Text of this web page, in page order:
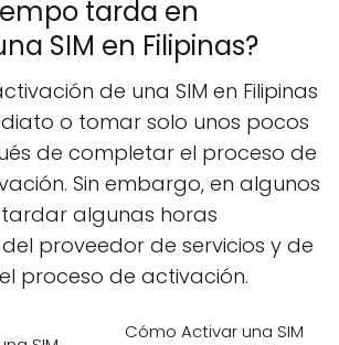
tarda en
SIM en Filipinas?
de una SIM en Filipinas
o tomar solo unos pocos
de completar el proceso de
Sin embargo, en algunos
algunas horas
proveedor de servicios y de
proceso de activación.
Cómo Activar una SIM